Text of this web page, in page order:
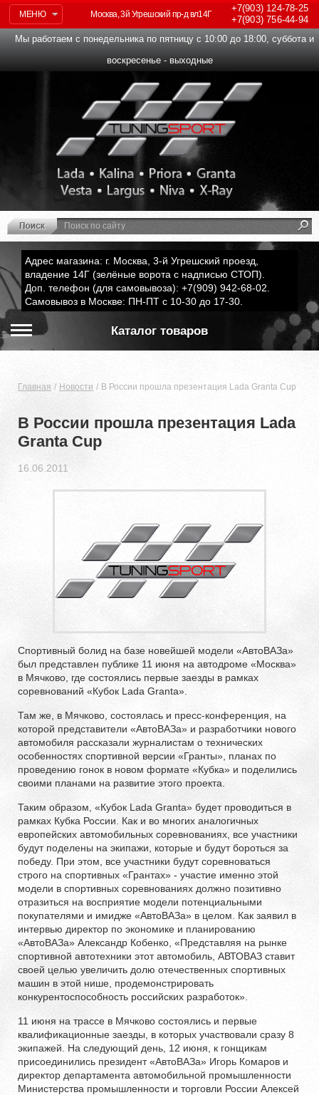
МЕНЮ
+7(903)124-78-25
+7(903)756-44-94
Москва, 3й Угрешский пр-д вл14Г
Мы работаем с понедельника по пятницу с 10:00 до 18:00, суббота и
воскресенье - выходные
Адрес магазина: г. Москва, 3-й Угрешский проезд,
владение 14Г (зелёные ворота с надписью СТОП).
Доп. телефон (для самовывоза): +7(909) 942-68-02.
Самовывоз в Москве: ПН-ПТ с 10-30 до 17-30.
Каталог товаров
Главная Новости В России прошла презентация Lada Granta Cup
В России прошла презентация Lada
Granta Cup
16.06.2011
Спортивный болид на базе новейшей модели «АвтоВАЗа»
был представлен публике 11 июня на автодроме «Москва»
в Мячково, где состоялись первые заезды в рамках
соревнований «Кубок Lada Granta».
Там же, в Мячково, состоялась и пресс-конференция, на
которой представители «АвтоВАЗа» и разработчики нового
автомобиля рассказали журналистам о технических
особенностях спортивной версии «Гранты», планах по
проведению гонок в новом формате «Кубка» и поделились
своими планами на развитие этого проекта.
Таким образом, «Кубок Lada Granta» будет проводиться в
рамках Кубка России. Как и во многих аналогичных
европейских автомобильных соревнованиях, все участники
будут поделены на экипажи, которые и будут бороться за
победу. При этом, все участники будут соревноваться
строго на спортивных «Грантах» - участие именно этой
модели в спортивных соревнованиях должно позитивно
отразиться на восприятие модели потенциальными
покупателями и имидже «АвтоВАЗа» в целом. Как заявил в
интервью директор по экономике и планированию
«АвтоВАЗа» Александр Кобенко, «Представляя на рынке
спортивной автотехники этот автомобиль, АВТОВАЗ ставит
своей целью увеличить долю отечественных спортивных
машин в этой нише, продемонстрировать
конкурентоспособность российских разработок».
11 июня на трассе в Мячково состоялись и первые
квалификационные заезды, в которых участвовали сразу 8
экипажей. На следующий день, 12 июня, к гонщикам
присоединились президент «АвтоВАЗа» Игорь Комаров и
директор департамента автомобильной промышленности
Министерства промышленности и торговли России Алексей